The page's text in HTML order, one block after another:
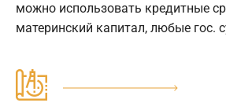
можно использовать кредитные
материнский капитал, любые гос.